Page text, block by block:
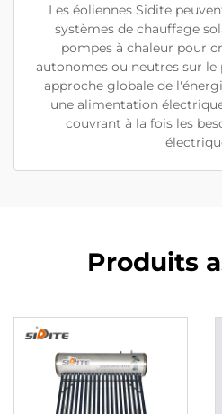
Les éoliennes Sidite
systèmes de chauffage
pompes à chaleur pour
autonomes ou neutres sur le
approche globale de
une alimentation
couvrant à la fois les
Produits